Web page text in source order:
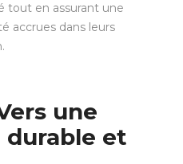
tout en assurant une
accrues dans leurs
une
et